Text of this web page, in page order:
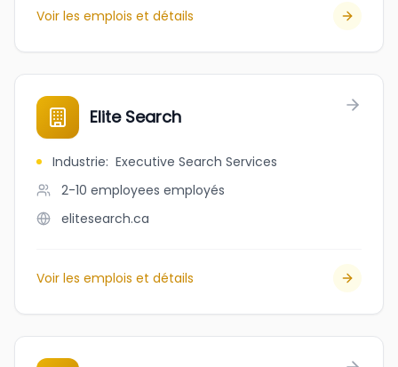
Voir les emplois et détails
Elite Search
Industrie: Executive Search Services
2-10 employees employés
elitesearch.ca
Voir les emplois et détails